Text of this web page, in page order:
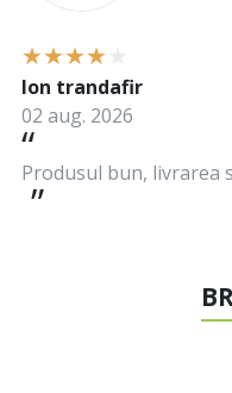
Produsul bun, livrarea
Ion trandafir
02 aug. 2026